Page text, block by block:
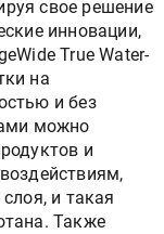
свое решение
инновации,
True Water-
на
и без
можно
и
и такая
Также